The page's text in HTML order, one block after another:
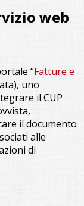
web
“Fatture e
uno
il CUP
il documento
alle
di